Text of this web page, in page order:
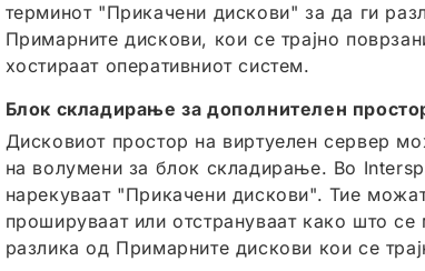
терминот "Прикачени дискови" за да ги
Примарните дискови, кои се трајно
хостираат оперативниот систем.
Блок складирање за дополнителен
Дисковиот простор на виртуелен сервер
на волумени за блок складирање. Во
нарекуваат "Прикачени дискови". Тие
прошируваат или отстрануваат како што
разлика од Примарните дискови кои се